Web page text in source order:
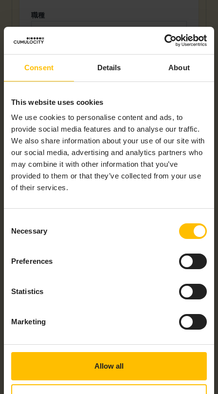
Consent Details About
This website uses cookies
We use cookies to personalise content and ads, to
provide social media features and to analyse our traffic.
We also share information about your use of our site with
our social media, advertising and analytics partners who
may combine it with other information that you’ve
provided to them or that they’ve collected from your use
of their services.
Selection
Necessary
Preferences
Statistics
Marketing
Allow all
職種
電話番号
このサイトはreCAPTCHAにより保護されてお
利用規約
が適用されます。
はお客さまのアカウントを管理する目的および、
お客さまが希望される当社の製品やサービスを提
サービス、その他お客さまがご興味をお持ちのコ
ンテンツに関し、お客さまにご連絡を差し上げる
とにご同意いただける場合、以下のチェックボッ
当社からのこのような配信はいつでも停止してい
下の送信をクリックすることにより、お客さまか